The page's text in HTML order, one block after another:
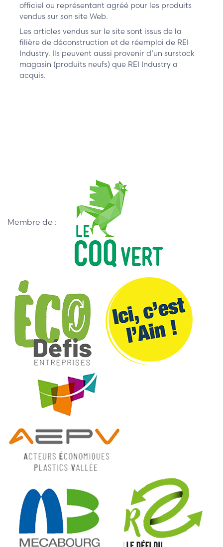
officiel ou représentant agréé pour les produits
vendus sur son site Web.
Les articles vendus sur le site sont issus de la
filière de déconstruction et de réemploi de REI
Industry. Ils peuvent aussi provenir d’un surstock
magasin (produits neufs) que REI Industry a
acquis.
Membre de :